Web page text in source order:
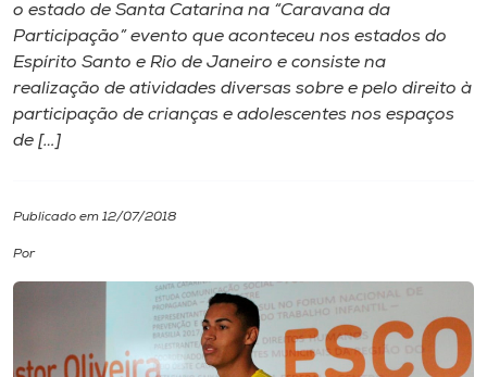
I.nova
Diplomados
Cultura
CPA
Biblioteca
o estado de Santa Catarina na “Caravana da
Participação” evento que aconteceu nos estados do
Espírito Santo e Rio de Janeiro e consiste na
realização de atividades diversas sobre e pelo direito à
participação de crianças e adolescentes nos espaços
de […]
Publicado em 12/07/2018
Por